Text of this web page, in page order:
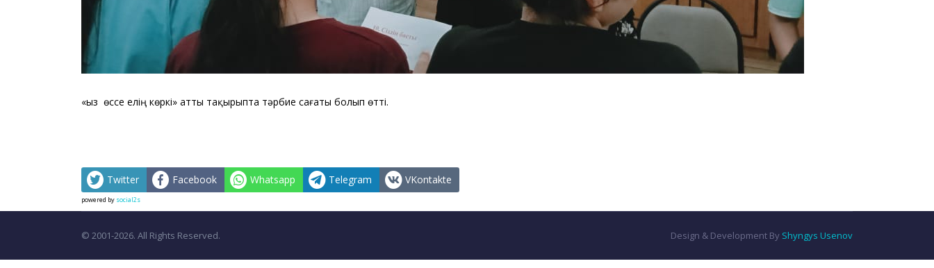
«Қыз өссе елің көркі» атты тақырыпта тәрбие сағаты болып өтті.
Twitter Facebook Whatsapp Telegram VKontakte
powered by social2s
© 2001-2026. All Rights Reserved. Design & Development By Shyngys Usenov